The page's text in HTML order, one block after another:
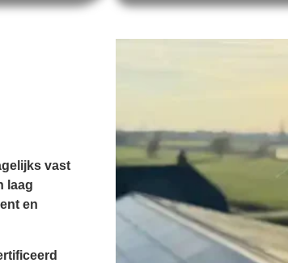
vast
laag
en